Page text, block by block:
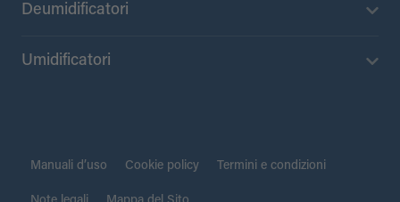
Deumidificatori
Umidificatori
Manuali d’uso Cookie policy Termini e condizioni